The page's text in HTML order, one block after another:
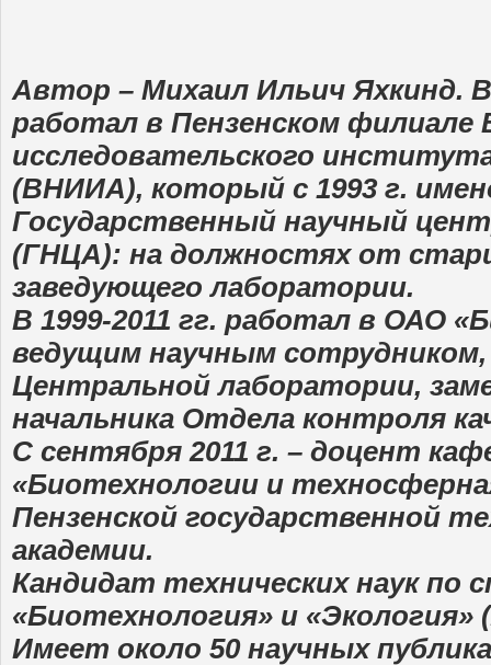
Автор – Михаил Ильич Яхкинд. В
работал в Пензенском филиале
исследовательского
(ВНИИА), который с 1993 г.
Государственный научный
(ГНЦА): на должностях от
заведующего лаборатории.
В 1999-2011 гг. работал в ОАО
ведущим научным
Центральной лаборатории,
начальника Отдела контроля
С сентября 2011 г. – доцент
«Биотехнологии и
Пензенской государственной
академии.
Кандидат технических наук по
«Биотехнология» и «Экология»
Имеет около 50 научных